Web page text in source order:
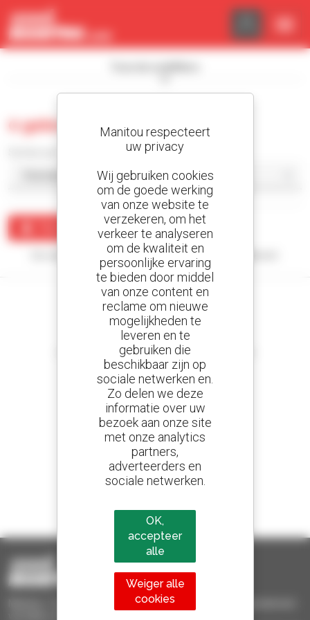
0 gebruikt hoogwerker
Maak een waarschuwing
Uw zoekopdracht heeft geen enkel resultaat opgeleverd.
Stel meldingen in
en ontvang advertenties van tweedehandsmaterieel
800 dealers
Manitou wereldwijd
Verkocht in de wereld is een manitou
Manitou Tweedehands - Tweedehands behandelingsmaterieel :
Cookies beheer paneel
Manitou respecteert
uw privacy
Wij gebruiken cookies
om de goede werking
van onze website te
verzekeren, om het
verkeer te analyseren
om de kwaliteit en
persoonlijke ervaring
te bieden door middel
van onze content en
reclame om nieuwe
mogelijkheden te
leveren en te
gebruiken die
beschikbaar zijn op
sociale netwerken en.
Zo delen we deze
informatie over uw
bezoek aan onze site
met onze analytics
partners,
adverteerders en
sociale netwerken.
OK,
accepteer
alle
Weiger alle
cookies